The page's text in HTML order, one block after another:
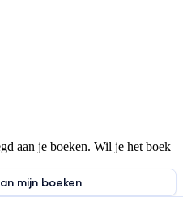
aan je boeken. Wil je het boek
mijn boeken